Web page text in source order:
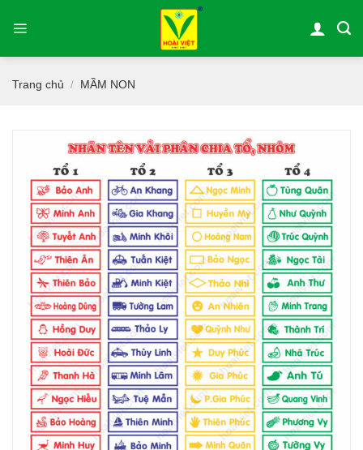
qua
Trang chủ / MẦM NON